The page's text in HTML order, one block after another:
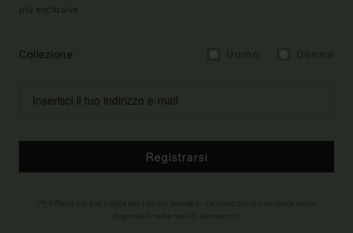
più esclusive.
Collezione
Registrarsi